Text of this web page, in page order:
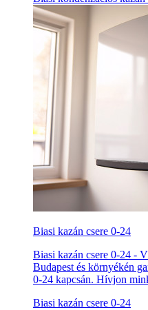
Biasi kazán csere 0-24
Biasi kazán csere 0-24 -
Budapest és környékén
0-24 kapcsán. Hívjon
Biasi kazán csere 0-24